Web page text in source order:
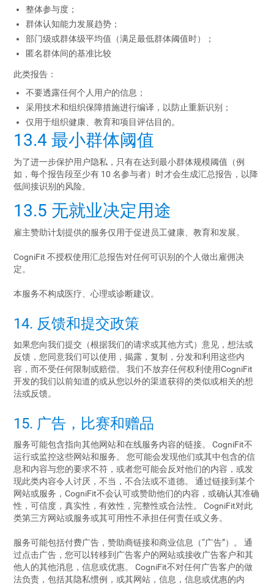
整体参与度；
群体认知能力发展趋势；
部门级或群体级平均值（满足最低群体阈值时）；
匿名群体间的基准比较
此类报告：
不要透露任何个人用户的信息；
采用技术和组织保障措施进行编译，以防止重新识别；
仅用于组织健康、教育和项目评估目的。
13.4 最小群体阈值
为了进一步保护用户隐私，只有在达到最小群体规模阈值（例
如，每个报告段至少有 10 名参与者）时才会生成汇总报告，以降
低间接识别的风险。
13.5 无就业决定用途
雇主赞助计划提供的服务仅用于促进员工健康、教育和发展。
CogniFit 不授权使用汇总报告对任何可识别的个人做出雇佣决
定。
本服务不构成医疗、心理或诊断建议。
14. 反馈和提交政策
如果您向我们提交（根据我们的请求或其他方式）意见，想法或
反馈，您同意我们可以使用，揭露，复制，分发和利用这些内
容，而不受任何限制或赔偿。 我们不放弃任何权利使用CogniFit
开发的我们以前知道的或从您以外的渠道获得的类似或相关的想
法或反馈。
15. 广告，比赛和赠品
服务可能包含指向其他网站和在线服务内容的链接。 CogniFit不
运行或监控这些网站和服务。 您可能会发现他们或其中包含的信
息和内容与您的要求不符，或者您可能会反对他们的内容，或发
现此类内容令人讨厌，不当，不合法或不道德。 通过链接到某个
网站或服务，CogniFit不会认可或赞助他们的内容，或确认其准确
性，可信度，真实性，有效性，完整性或合法性。 CogniFit对此
类第三方网站或服务或其可用性不承担任何责任或义务。
服务可能包括付费广告，赞助商链接和商业信息（“广告”）。 通
过点击广告，您可以转移到广告客户的网站或接收广告客户和其
他人的其他消息，信息或优惠。 CogniFit不对任何广告客户的做
法负责，包括其隐私惯例，或其网站，信息，信息或优惠的内